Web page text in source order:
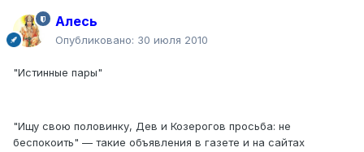
Алесь
Опубликовано: 30 июля 2010
"Истинные пары"
"Ищу свою половинку, Дев и Козерогов просьба: не
беспокоить" — такие объявления в газете и на сайтах